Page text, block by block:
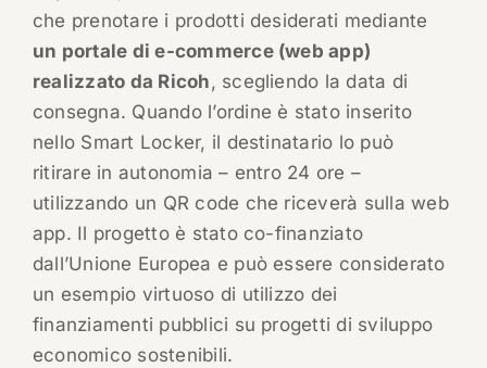
che prenotare i prodotti desiderati mediante
un portale di e-commerce (web app)
realizzato da Ricoh, scegliendo la data di
consegna. Quando l’ordine è stato inserito
nello Smart Locker, il destinatario lo può
ritirare in autonomia – entro 24 ore –
utilizzando un QR code che riceverà sulla web
app. Il progetto è stato co-finanziato
dall’Unione Europea e può essere considerato
un esempio virtuoso di utilizzo dei
finanziamenti pubblici su progetti di sviluppo
economico sostenibili.